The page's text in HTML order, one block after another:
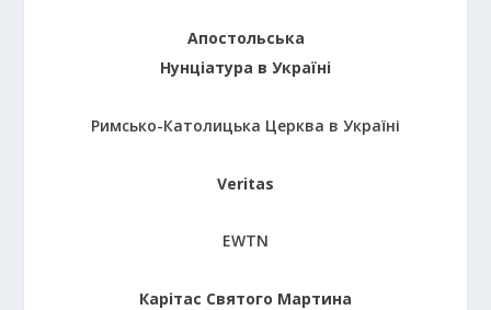
Апостольська
Нунціатура в Україні
Римсько-Католицька Церква в Україні
Veritas
EWTN
Карітас Святого Мартина